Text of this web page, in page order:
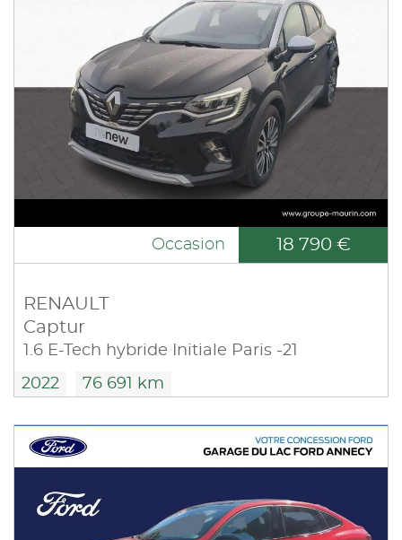
Occasion 18 790 €
RENAULT
Captur
1.6 E-Tech hybride Initiale Paris -21
2022 76 691 km